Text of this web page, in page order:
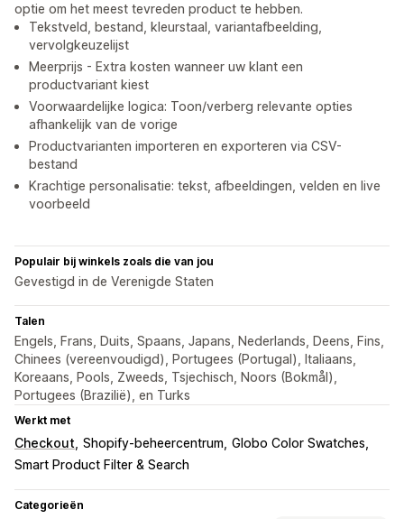
optie om het meest tevreden product te hebben.
Tekstveld, bestand, kleurstaal, variantafbeelding,
vervolgkeuzelijst
Meerprijs - Extra kosten wanneer uw klant een
productvariant kiest
Voorwaardelijke logica: Toon/verberg relevante opties
afhankelijk van de vorige
Productvarianten importeren en exporteren via CSV-
bestand
Krachtige personalisatie: tekst, afbeeldingen, velden en live
voorbeeld
Populair bij winkels zoals die van jou
Gevestigd in de Verenigde Staten
Talen
Engels, Frans, Duits, Spaans, Japans, Nederlands, Deens, Fins,
Chinees (vereenvoudigd), Portugees (Portugal), Italiaans,
Koreaans, Pools, Zweeds, Tsjechisch, Noors (Bokmål),
Portugees (Brazilië), en Turks
Werkt met
Checkout Shopify-beheercentrum Globo Color Swatches
Smart Product Filter & Search
Categorieën